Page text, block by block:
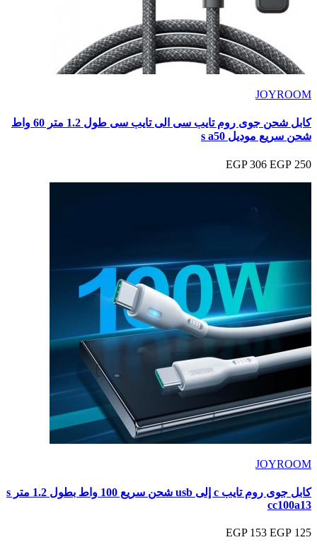
JOYROOM
كابل شحن جوى روم تايب سى الى تايب سى طول 1.2 متر 60 واط
شحن سريع موديل s a50
250 EGP
306 EGP
JOYROOM
كابل جوى روم تايب c إلى usb شحن سريع 100 واط بطول 1.2 متر s
cc100a13
125 EGP
153 EGP